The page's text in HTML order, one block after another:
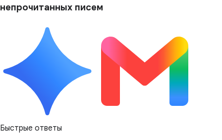
непрочитанных писем
Быстрые ответы